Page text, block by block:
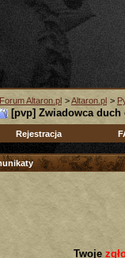
Forum Altaron.pl >Altaron.pl >
[pvp] Zwiadowca duch
Rejestracja
Twoje